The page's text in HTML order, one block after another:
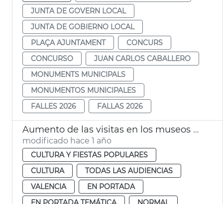
JUNTA DE GOVERN LOCAL
JUNTA DE GOBIERNO LOCAL
PLAÇA AJUNTAMENT
CONCURS
CONCURSO
JUAN CARLOS CABALLERO
MONUMENTS MUNICIPALS
MONUMENTOS MUNICIPALES
FALLES 2026
FALLAS 2026
Aumento de las visitas en los museos y monumentos de València
modificado hace 1 año
CULTURA Y FIESTAS POPULARES
CULTURA
TODAS LAS AUDIENCIAS
VALENCIA
EN PORTADA